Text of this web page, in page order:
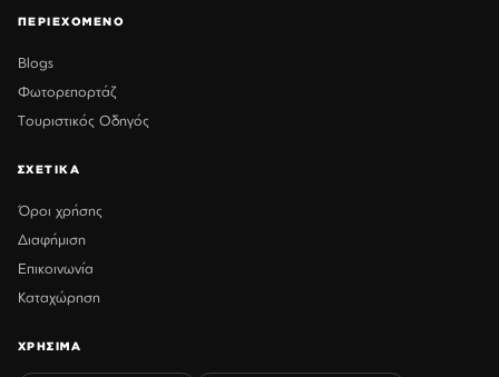
ΠΕΡΙΕΧΟΜΕΝΟ
Blogs
Φωτορεπορτάζ
Τουριστικός Οδηγός
ΣΧΕΤΙΚΑ
Όροι χρήσης
Διαφήμιση
Επικοινωνία
Καταχώρηση
ΧΡΗΣΙΜΑ